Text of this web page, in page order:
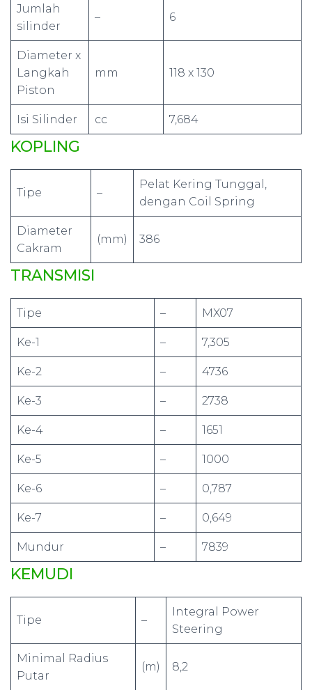
Jumlah
silinder
– 6
Diameter x
Langkah
Piston
mm 118 x 130
Isi Silinder cc 7,684
KOPLING
Tipe –
Pelat Kering Tunggal,
dengan Coil Spring
Diameter
Cakram
(mm) 386
TRANSMISI
Tipe – MX07
Ke-1 – 7,305
Ke-2 – 4736
Ke-3 – 2738
Ke-4 – 1651
Ke-5 – 1000
Ke-6 – 0,787
Ke-7 – 0,649
Mundur – 7839
KEMUDI
Tipe –
Integral Power
Steering
Minimal Radius
Putar
(m) 8,2